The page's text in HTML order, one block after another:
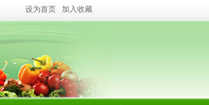
设为首页 加入收藏